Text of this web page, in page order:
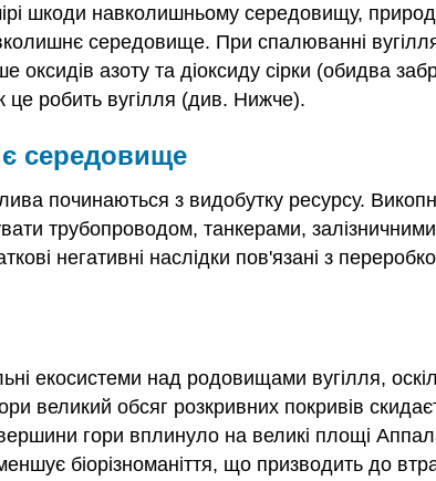
шкоди навколишньому середовищу,
середовище. При спалюванні
оксидів азоту та діоксиду сірки (обидва
це робить вугілля (див. Нижче).
середовище
починаються з видобутку ресурсу.
трубопроводом, танкерами,
негативні наслідки пов'язані з
екосистеми над родовищами вугілля,
великий обсяг розкривних покривів
гори вплинуло на великі площі
біорізноманіття, що призводить до